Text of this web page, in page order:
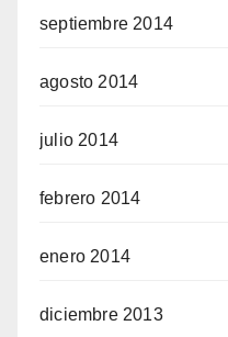
septiembre 2014
agosto 2014
julio 2014
febrero 2014
enero 2014
diciembre 2013